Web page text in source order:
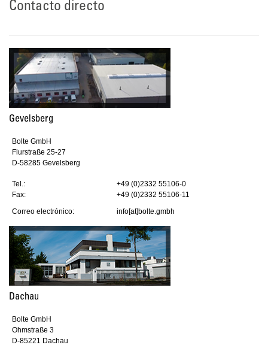
Contacto directo
Gevelsberg
Bolte GmbH
Flurstraße 25-27
D-58285 Gevelsberg
Tel.:
Fax:
+49 (0)2332 55106-0
+49 (0)2332 55106-11
Correo electrónico:
info[at]bolte.gmbh
Dachau
Bolte GmbH
Ohmstraße 3
D-85221 Dachau